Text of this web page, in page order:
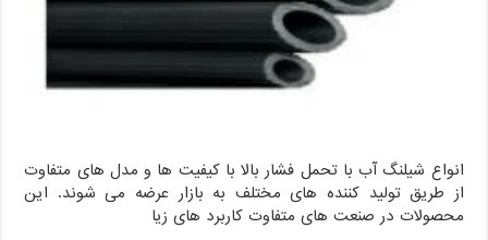
انواع شیلنگ آب با تحمل فشار بالا با کیفیت ها و مدل های متفاوت
از طریق تولید کننده های مختلف به بازار عرضه می شوند. این
محصولات در صنعت های متفاوت کاربرد های زیا